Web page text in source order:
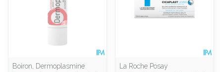
Boiron, Dermoplasmine
La Roche Posay